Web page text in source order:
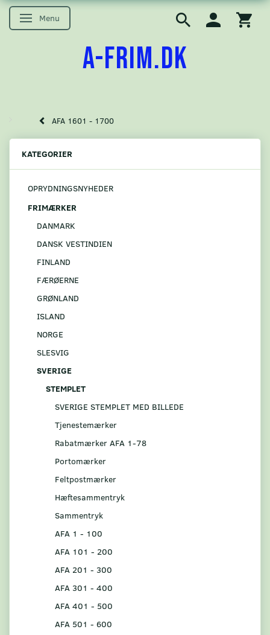
Skifte navigation
Menu
A-FRIM.DK
AFA 1601 - 1700
KATEGORIER
OPRYDNINGSNYHEDER
FRIMÆRKER
DANMARK
DANSK VESTINDIEN
FINLAND
FÆRØERNE
GRØNLAND
ISLAND
NORGE
SLESVIG
SVERIGE
STEMPLET
SVERIGE STEMPLET MED BILLEDE
Tjenestemærker
Rabatmærker AFA 1-78
Portomærker
Feltpostmærker
Hæftesammentryk
Sammentryk
AFA 1 - 100
AFA 101 - 200
AFA 201 - 300
AFA 301 - 400
AFA 401 - 500
AFA 501 - 600